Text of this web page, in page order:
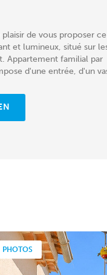
plaisir de vous proposer
et lumineux, situé sur
Appartement familial par
d'une entrée, d'un
PHOTOS